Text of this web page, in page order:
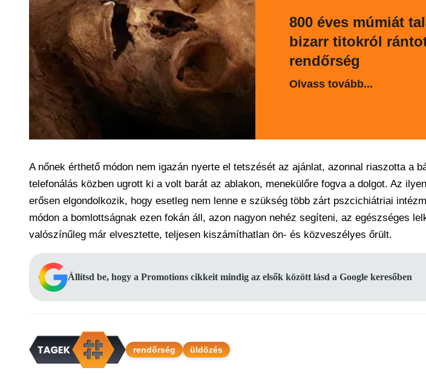
800 éves múmiát
bizarr titokról
rendőrség
Olvass tovább...
A nőnek érthető módon nem igazán nyerte el tetszését az ajánlat, azonnal riaszotta a
telefonálás közben ugrott ki a volt barát az ablakon, menekülőre fogva a dolgot. Az
erősen elgondolkozik, hogy esetleg nem lenne e szükség több zárt pszcichiátriai
módon a bomlottságnak ezen fokán áll, azon nagyon nehéz segíteni, az egészséges
valószínűleg már elvesztette, teljesen kiszámíthatlan ön- és közveszélyes őrült.
Állítsd be, hogy a Promotions cikkeit mindig az elsők között lásd a Google keresőben
rendőrség üldözés